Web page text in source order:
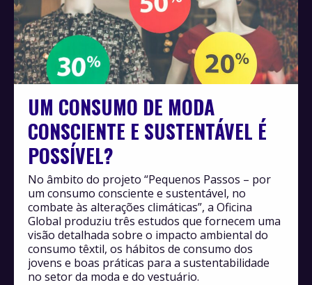
UM CONSUMO DE MODA
CONSCIENTE E SUSTENTÁVEL É
POSSÍVEL?
No âmbito do projeto “Pequenos Passos – por
um consumo consciente e sustentável, no
combate às alterações climáticas”, a Oficina
Global produziu três estudos que fornecem uma
visão detalhada sobre o impacto ambiental do
consumo têxtil, os hábitos de consumo dos
jovens e boas práticas para a sustentabilidade
no setor da moda e do vestuário.